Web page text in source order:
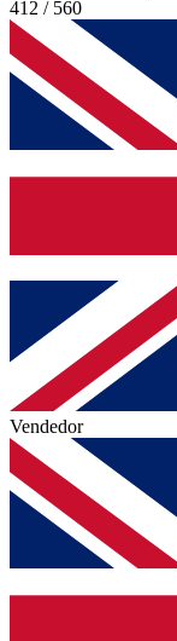
412 / 560
Vendedor